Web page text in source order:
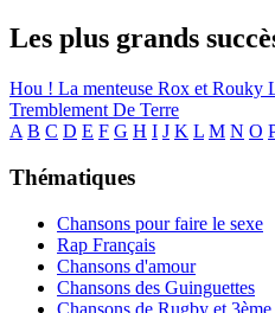
Les plus grands
Hou ! La menteuse Rox et Rouky
Tremblement De Terre
A B C D E F G H I J K L M N O
Thématiques
Chansons pour faire le sexe
Rap Français
Chansons d'amour
Chansons des Guinguettes
Chansons de Rugby et